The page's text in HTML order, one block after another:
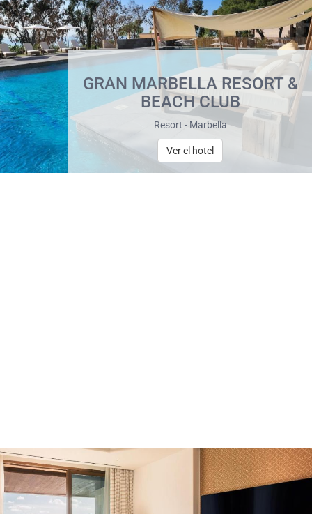
GRAN MARBELLA RESORT &
BEACH CLUB
Resort - Marbella
Ver el hotel